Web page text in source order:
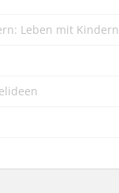
Leben mit Kindern